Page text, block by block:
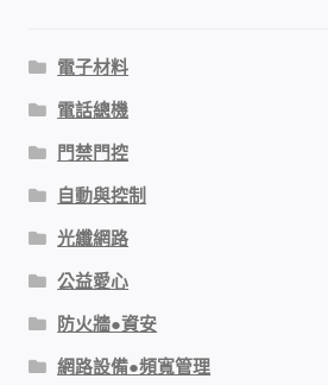
電子材料
電話總機
門禁門控
自動與控制
光纖網路
公益愛心
防火牆●資安
網路設備●頻寬管理